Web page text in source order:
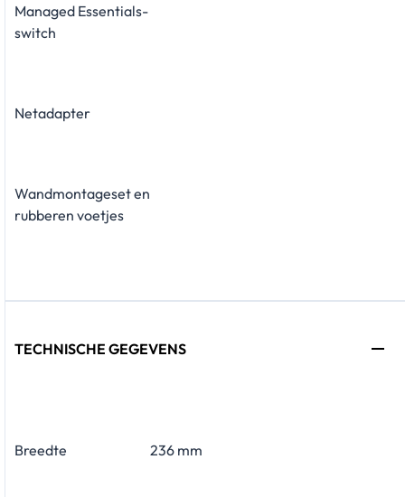
Managed Essentials-
switch
Netadapter
Wandmontageset en
rubberen voetjes
TECHNISCHE GEGEVENS
Breedte 236 mm